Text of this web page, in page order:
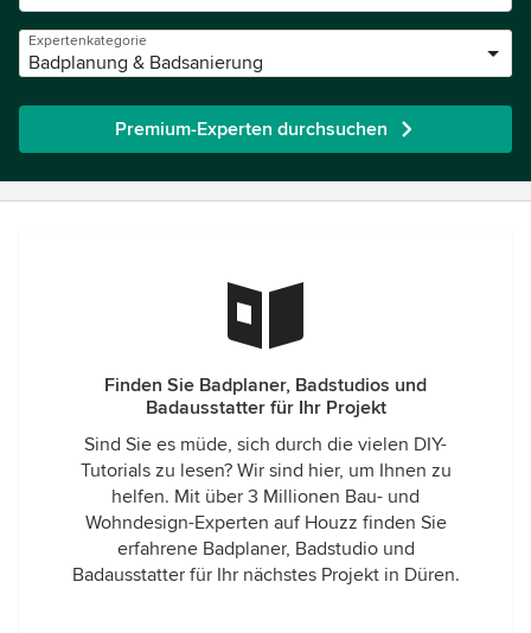
Expertenkategorie
Badplanung & Badsanierung
Premium-Experten durchsuchen
Finden Sie Badplaner, Badstudios und
Badausstatter für Ihr Projekt
Sind Sie es müde, sich durch die vielen DIY-
Tutorials zu lesen? Wir sind hier, um Ihnen zu
helfen. Mit über 3 Millionen Bau- und
Wohndesign-Experten auf Houzz finden Sie
erfahrene Badplaner, Badstudio und
Badausstatter für Ihr nächstes Projekt in Düren.